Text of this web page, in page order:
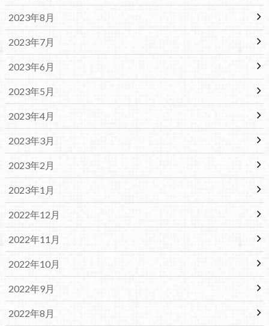
2023年8月
2023年7月
2023年6月
2023年5月
2023年4月
2023年3月
2023年2月
2023年1月
2022年12月
2022年11月
2022年10月
2022年9月
2022年8月